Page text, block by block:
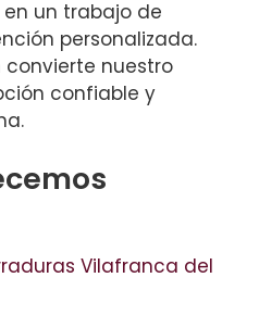
un trabajo de
personalizada.
nuestro
confiable y
Vilafranca del